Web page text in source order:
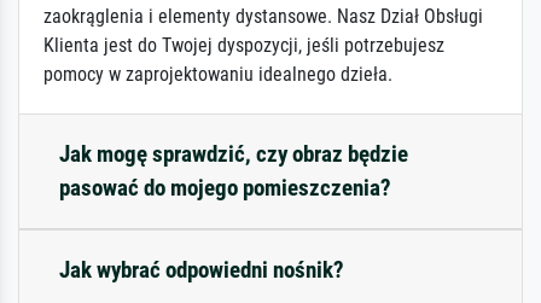
zaokrąglenia i elementy dystansowe. Nasz Dział Obsługi
Klienta jest do Twojej dyspozycji, jeśli potrzebujesz
pomocy w zaprojektowaniu idealnego dzieła.
Jak mogę sprawdzić, czy obraz będzie
pasować do mojego pomieszczenia?
Jak wybrać odpowiedni nośnik?